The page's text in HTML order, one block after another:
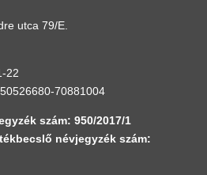
utca 79/E.
22
70881004
szám: 950/2017/1
névjegyzék szám: